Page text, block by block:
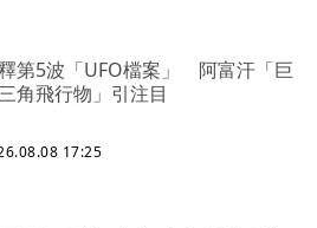
第5波「UFO檔案」 阿富汗「巨
角飛行物」引注目
17:25